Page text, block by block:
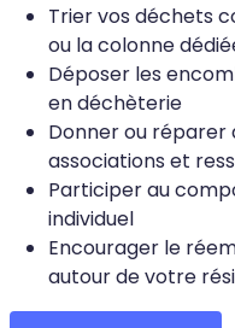
Trier vos déchets
ou la colonne
Déposer les
en déchèterie
Donner ou réparer
associations et
Participer au
individuel
Encourager le
autour de votre